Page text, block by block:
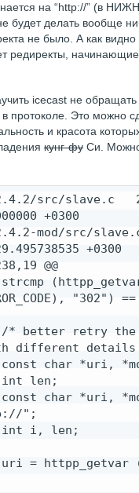
на “http://” (в
будет делать вообще
не было. А как
редиректы,
icecast не
в протоколе. Это можно
и красота
кунг-фу Си.
src/slave.c
+0300
mod/src/
+0300
@@
"302")
different
char *uri,
len;
char *uri,
";
i, len;